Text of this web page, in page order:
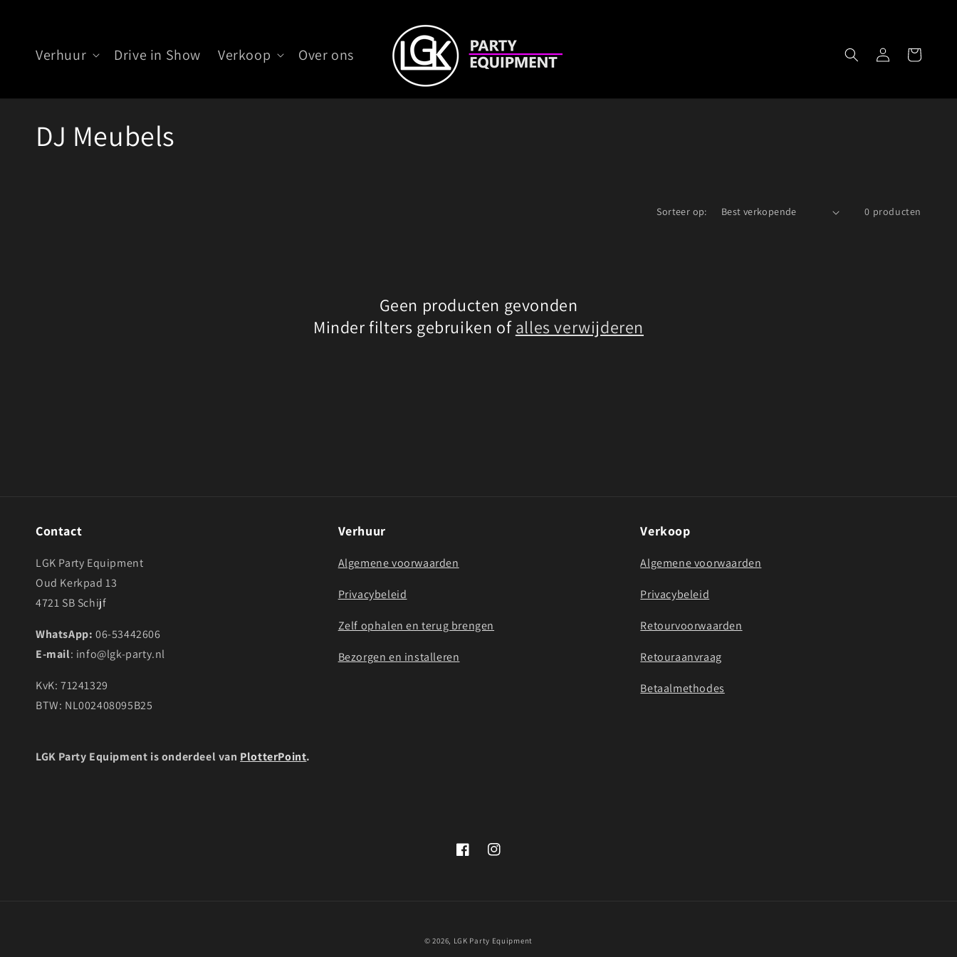
Verhuur Drive in Show Verkoop Over ons InloggenWinkelwagen
C
DJ Meubels
Sorteer op: 0 producten
Geen producten gevonden
Minder filters gebruiken ofalles verwijderen
Contact
LGK Party Equipment
Oud Kerkpad 13
4721 SB Schijf
WhatsApp: 06-53442606
E-mail: info@lgk-party.nl
KvK: 71241329
BTW: NL002408095B25
LGK Party Equipment is onderdeel van PlotterPoint.
Verhuur
Algemene voorwaarden
Privacybeleid
Zelf ophalen en terug brengen
Bezorgen en installeren
Verkoop
Algemene voorwaarden
Privacybeleid
Retourvoorwaarden
Retouraanvraag
Betaalmethodes
FacebookInstagram
© 2026, LGK Party Equipment